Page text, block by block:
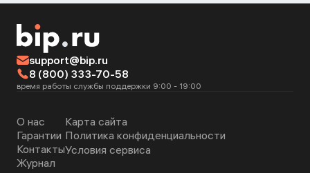
support@bip.ru
8 (800) 333-70-58
время работы службы поддержки 9:00 - 19:00
О нас
Гарантии
Контакты
Журнал
Карта сайта
Политика конфиденциальности
Условия сервиса